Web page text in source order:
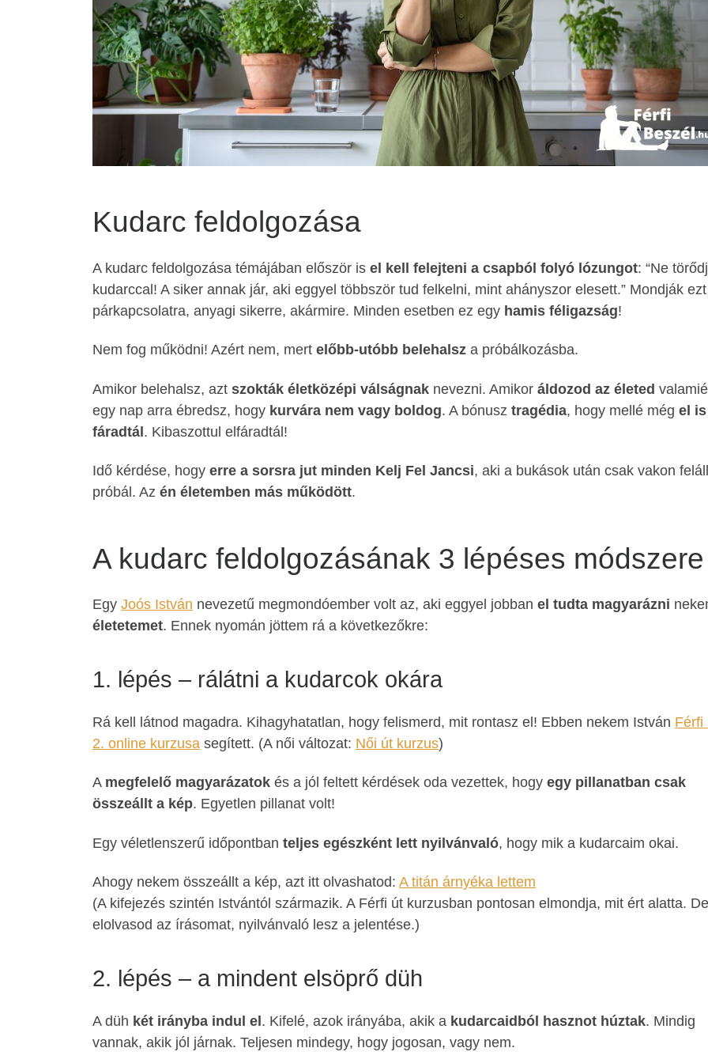
Kudarc feldolgozása
A kudarc feldolgozása témájában először is el kell felejteni a csapból folyó lózungot: “Ne
kudarccal! A siker annak jár, aki eggyel többször tud felkelni, mint ahányszor elesett.” Mondják ezt
párkapcsolatra, anyagi sikerre, akármire. Minden esetben ez egy hamis féligazság!
Nem fog működni! Azért nem, mert előbb-utóbb belehalsz a próbálkozásba.
Amikor belehalsz, azt szokták életközépi válságnak nevezni. Amikor áldozod az életed
egy nap arra ébredsz, hogy kurvára nem vagy boldog. A bónusz tragédia, hogy mellé még el is
fáradtál. Kibaszottul elfáradtál!
Idő kérdése, hogy erre a sorsra jut minden Kelj Fel Jancsi, aki a bukások után csak vakon
próbál. Az én életemben más működött.
A kudarc feldolgozásának 3 lépéses módszere
Egy Joós István nevezetű megmondóember volt az, aki eggyel jobban el tudta magyarázni
életetemet. Ennek nyomán jöttem rá a következőkre:
1. lépés – rálátni a kudarcok okára
Rá kell látnod magadra. Kihagyhatatlan, hogy felismerd, mit rontasz el! Ebben nekem István Férfi
2. online kurzusa segített. (A női változat: Női út kurzus)
A megfelelő magyarázatok és a jól feltett kérdések oda vezettek, hogy egy pillanatban csak
összeállt a kép. Egyetlen pillanat volt!
Egy véletlenszerű időpontban teljes egészként lett nyilvánvaló, hogy mik a kudarcaim okai.
Ahogy nekem összeállt a kép, azt itt olvashatod: A titán árnyéka lettem
(A kifejezés szintén Istvántól származik. A Férfi út kurzusban pontosan elmondja, mit ért alatta.
elolvasod az írásomat, nyilvánvaló lesz a jelentése.)
2. lépés – a mindent elsöprő düh
A düh két irányba indul el. Kifelé, azok irányába, akik a kudarcaidból hasznot húztak. Mindig
vannak, akik jól járnak. Teljesen mindegy, hogy jogosan, vagy nem.